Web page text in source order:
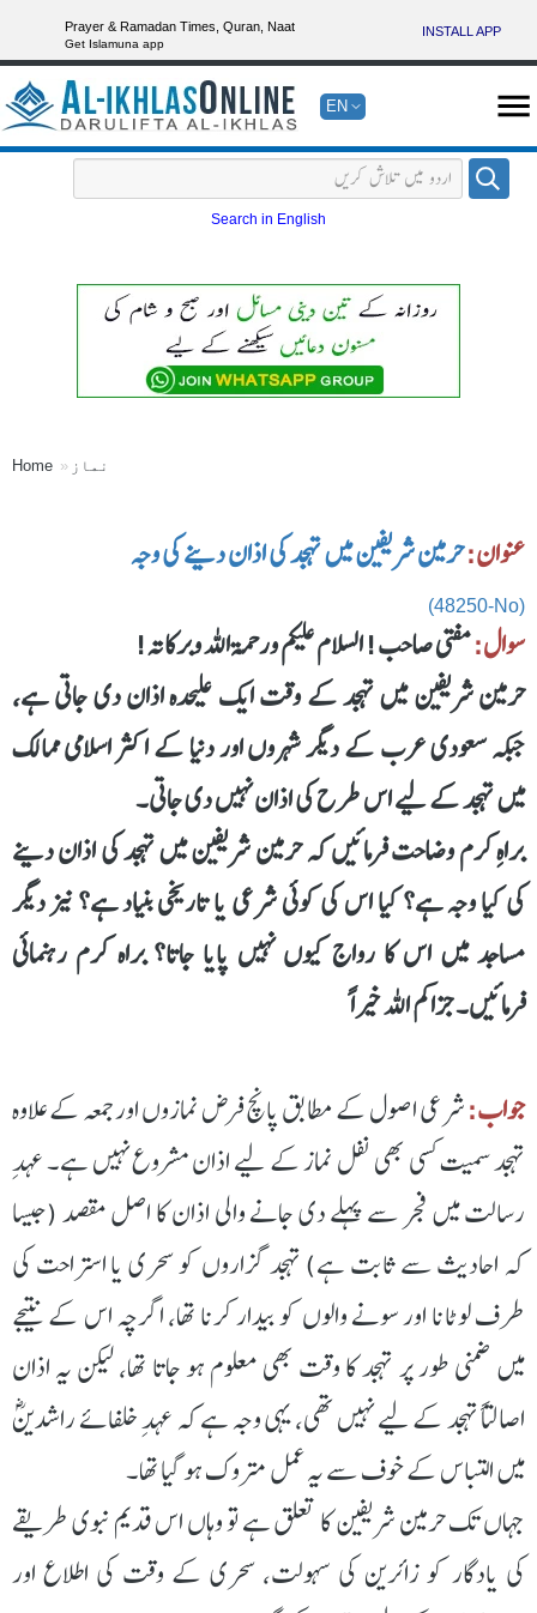
Prayer & Ramadan Times, Quran, Naat
Get Islamuna app
INSTALL APP
EN
Search in English
Home نماز
عنوان:حرمین شریفین میں تہجد کی اذان دینے کی وجہ
(48250-No)
سوال:مفتی صاحب! السلام علیکم ورحمۃ اللہ وبرکاتہ!
حرمین شریفین میں تہجد کے وقت ایک علیحدہ اذان دی جاتی ہے،
جبکہ سعودی عرب کے دیگر شہروں اور دنیا کے اکثر اسلامی ممالک
میں تہجد کے لیے اس طرح کی اذان نہیں دی جاتی۔
براہِ کرم وضاحت فرمائیں کہ حرمین شریفین میں تہجد کی اذان دینے
کی کیا وجہ ہے؟ کیا اس کی کوئی شرعی یا تاریخی بنیاد ہے؟ نیز دیگر
مساجد میں اس کا رواج کیوں نہیں پایا جاتا؟ براہ کرم رہنمائی
فرمائیں۔ جزاکم اللہ خیراً
جواب:شرعی اصول کے مطابق پانچ فرض نمازوں اورجمعہ کے علاوہ
تہجد سمیت کسی بھی نفل نماز کے لیے اذان مشروع نہیں ہے۔ عہدِ
رسالت میں فجر سے پہلے دی جانے والی اذان کا اصل مقصد (جیسا
کہ احادیث سے ثابت ہے) تہجد گزاروں کو سحری یا استراحت کی
طرف لوٹانا اور سونے والوں کو بیدار کرنا تھا، اگرچہ اس کے نتیجے
میں ضمنی طور پر تہجد کا وقت بھی معلوم ہو جاتا تھا، لیکن یہ اذان
اصالتاً تہجد کے لیے نہیں تھی، یہی وجہ ہے کہ عہدِ خلفائے راشدینؓ
میں التباس کے خوف سے یہ عمل متروک ہو گیا تھا۔
جہاں تک حرمین شریفین کا تعلق ہے تو وہاں اس قدیم نبوی طریقے
کی یادگار کو زائرین کی سہولت، سحری کے وقت کی اطلاع اور